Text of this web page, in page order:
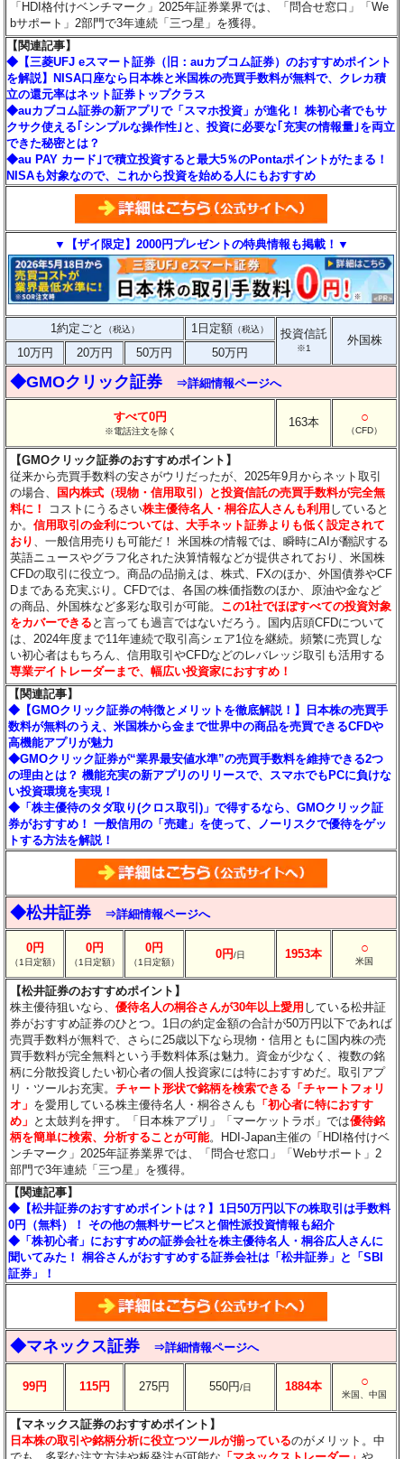
「HDI格付けベンチマーク」2025年証券業界では、「問合せ窓口」「We
bサポート」2部門で3年連続「三つ星」を獲得。
【関連記事】
◆【三菱UFJ eスマート証券（旧：auカブコム証券）のおすすめポイント
を解説】NISA口座なら日本株と米国株の売買手数料が無料で、クレカ積
立の還元率はネット証券トップクラス
◆auカブコム証券の新アプリで「スマホ投資」が進化！ 株初心者でもサ
クサク使える｢シンプルな操作性｣と、投資に必要な｢充実の情報量｣を両立
できた秘密とは？
◆au PAY カード｣で積立投資すると最大5％のPontaポイントがたまる！
NISAも対象なので、これから投資を始める人にもおすすめ
▼【ザイ限定】2000円プレゼントの特典情報も掲載！▼
1約定ごと （税込） 1日定額 （税込） 投資信託
※1
外国株
10万円
20万円 50万円 50万円
◆GMOクリック証券 ⇒詳細情報ページへ
すべて0円
※電話注文を除く
163本 ○
（CFD）
【GMOクリック証券のおすすめポイント】
従来から売買手数料の安さがウリだったが、2025年9月からネット取引
の場合、
国内株式（現物・信用取引）と投資信託の売買手数料が完全無
料に！
コストにうるさい株主優待名人・桐谷広人さんも利用 していると
か。信用取引の金利については、大手ネット証券よりも低く設定されて
おり 、一般信用売りも可能だ！ 米国株の情報では、瞬時にAIが翻訳する
英語ニュースやグラフ化された決算情報などが提供されており、米国株
CFDの取引に役立つ。商品の品揃えは、株式、FXのほか、外国債券やCF
Dまである充実ぶり。CFDでは、各国の株価指数のほか、原油や金など
の商品、外国株など多彩な取引が可能。 この1社でほぼすべての投資対象
をカバーできる と言っても過言ではないだろう。国内店頭CFDについて
は、2024年度まで11年連続で取引高シェア1位を継続。頻繁に売買しな
い初心者はもちろん、信用取引やCFDなどのレバレッジ取引も活用する
専業デイトレーダーまで、幅広い投資家におすすめ！
【関連記事】
◆【GMOクリック証券の特徴とメリットを徹底解説！】日本株の売買手
数料が無料のうえ、米国株から金まで世界中の商品を売買できるCFDや
高機能アプリが魅力
◆GMOクリック証券が“業界最安値水準”の売買手数料を維持できる2つ
の理由とは？ 機能充実の新アプリのリリースで、スマホでもPCに負けな
い投資環境を実現！
◆「株主優待のタダ取り(クロス取引)」で得するなら、GMOクリック証
券がおすすめ！ 一般信用の「売建」を使って、ノーリスクで優待をゲッ
トする方法を解説！
◆松井証券 ⇒詳細情報ページへ
0円
（1日定額）
0円
（1日定額）
0円
（1日定額）
0円/日 1953本 ○
米国
【松井証券のおすすめポイント】
株主優待狙いなら、優待名人の桐谷さんが30年以上愛用 している松井証
券がおすすめ証券のひとつ。1日の約定金額の合計が50万円以下であれば
売買手数料が無料で、さらに25歳以下なら現物・信用ともに国内株の売
買手数料が完全無料という手数料体系は魅力。資金が少なく、複数の銘
柄に分散投資したい初心者の個人投資家には特におすすめだ。取引アプ
リ・ツールお充実。チャート形状で銘柄を検索できる「チャートフォリ
オ」 を愛用している株主優待名人・桐谷さんも 「初心者に特におすす
め」 と太鼓判を押す。「日本株アプリ」「マーケットラボ」では優待銘
柄を簡単に検索、分析することが可能。HDI-Japan主催の「HDI格付けベ
ンチマーク」2025年証券業界では、「問合せ窓口」「Webサポート」2
部門で3年連続「三つ星」を獲得。
【関連記事】
◆【松井証券のおすすめポイントは？】1日50万円以下の株取引は手数料
0円（無料）！ その他の無料サービスと個性派投資情報も紹介
◆「株初心者」におすすめの証券会社を株主優待名人・桐谷広人さんに
聞いてみた！ 桐谷さんがおすすめする証券会社は「松井証券」と「SBI
証券」！
◆マネックス証券 ⇒詳細情報ページへ
99円 115円 275円 550円/日 1884本 ○
米国、中国
【マネックス証券のおすすめポイント】
日本株の取引や銘柄分析に役立つツールが揃っているのがメリット。中